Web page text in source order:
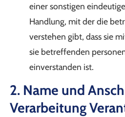
einer sonstigen
Handlung, mit der die
verstehen gibt, dass sie
sie betreffenden
einverstanden ist.
2. Name und
Verarbeitung